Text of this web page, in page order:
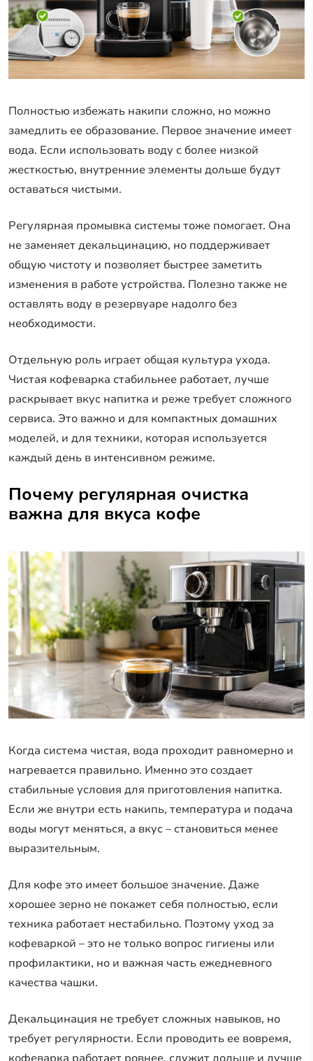
Полностью избежать накипи сложно, но можно
замедлить ее образование. Первое значение имеет
вода. Если использовать воду с более низкой
жесткостью, внутренние элементы дольше будут
оставаться чистыми.
Регулярная промывка системы тоже помогает. Она
не заменяет декальцинацию, но поддерживает
общую чистоту и позволяет быстрее заметить
изменения в работе устройства. Полезно также не
оставлять воду в резервуаре надолго без
необходимости.
Отдельную роль играет общая культура ухода.
Чистая кофеварка стабильнее работает, лучше
раскрывает вкус напитка и реже требует сложного
сервиса. Это важно и для компактных домашних
моделей, и для техники, которая используется
каждый день в интенсивном режиме.
Почему регулярная очистка
важна для вкуса кофе
Когда система чистая, вода проходит равномерно и
нагревается правильно. Именно это создает
стабильные условия для приготовления напитка.
Если же внутри есть накипь, температура и подача
воды могут меняться, а вкус – становиться менее
выразительным.
Для кофе это имеет большое значение. Даже
хорошее зерно не покажет себя полностью, если
техника работает нестабильно. Поэтому уход за
кофеваркой – это не только вопрос гигиены или
профилактики, но и важная часть ежедневного
качества чашки.
Декальцинация не требует сложных навыков, но
требует регулярности. Если проводить ее вовремя,
кофеварка работает ровнее, служит дольше и лучше